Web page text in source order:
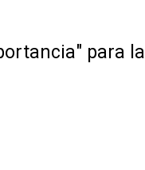
para la